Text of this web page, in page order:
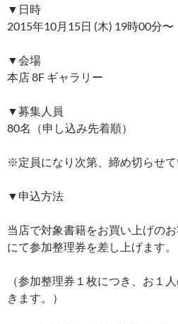
▼日時
2015年10月15日 (木) 19時00分〜
▼会場
本店 8F ギャラリー
▼募集人員
80名（申し込み先着順）
※定員になり次第、締め切らせて
▼申込方法
当店で対象書籍をお買い上げの
にて参加整理券を差し上げます。
（参加整理券１枚につき、お１
きます。）